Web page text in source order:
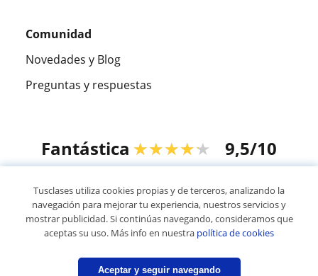
Comunidad
Novedades y Blog
Preguntas y respuestas
Fantástica ★★★★★ 9,5/10
© 2007 - 2026 Tusclases.pe
Mapa web:Profesores particulares
Tusclases utiliza cookies propias y de terceros, analizando la
navegación para mejorar tu experiencia, nuestros servicios y
mostrar publicidad. Si continúas navegando, consideramos que
aceptas su uso. Más info en nuestra política de cookies
Aceptar y seguir navegando